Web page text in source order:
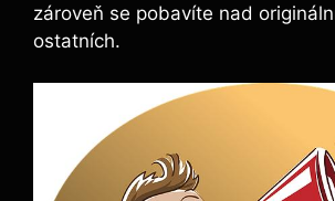
zároveň se pobavíte nad
ostatních.